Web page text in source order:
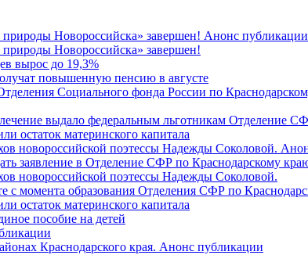
Новороссийска» завершен! Анонс публикации
Новороссийска» завершен!
вырос до 19,3%
повышенную пенсию в августе
Социального фонда России по
выдало федеральным льготникам Отделение
остаток материнского капитала
новороссийской поэтессы Надежды Соколовой.
заявление в Отделение СФР по Краснодарскому
новороссийской поэтессы Надежды Соколовой.
с момента образования Отделения СФР по
остаток материнского капитала
пособие на детей
Краснодарского края. Анонс публикации